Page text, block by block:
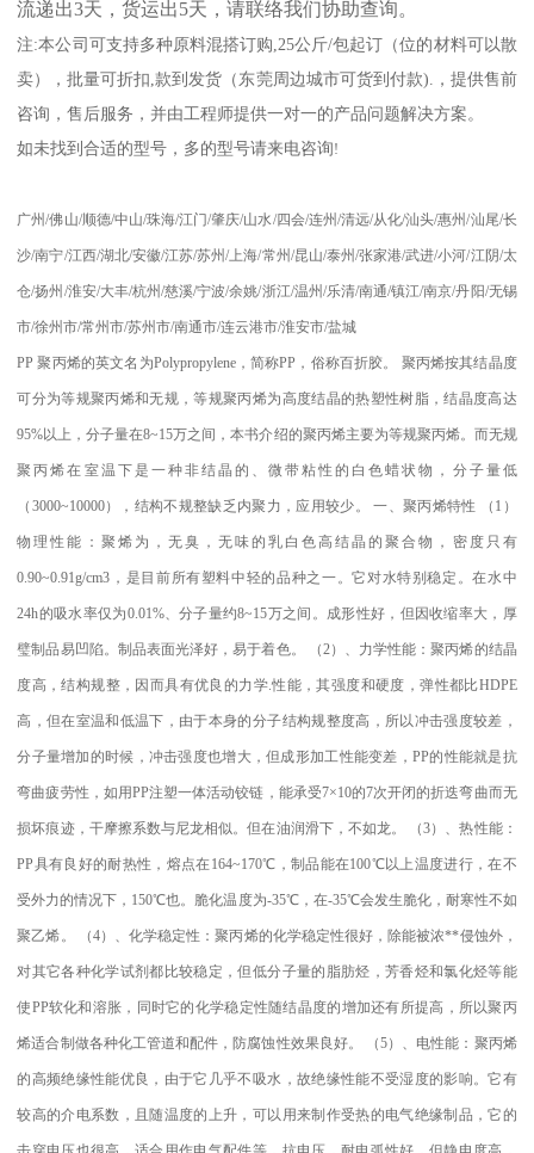
流递出3天，货运出5天，请联络我们协助查询。
注:本公司可支持多种原料混搭订购 ,25公斤/包起订（位的材料可以散
卖），批量可折扣 ,款到发货（东莞周边城市可货到付款).
，提供售前
咨询，售后服务，并由工程师提供一对一的产品问题解决方案。
如未找到合适的型号，多的型号请来电咨询!
广州/佛山/顺德/中山/珠海/江门/肇庆/山水/四会/连州 /清远/从化/汕头/惠州/汕尾/长
沙/南宁/江西/湖北/安徽/江苏/苏州/上海/常州 /昆山/泰州 /张家港/武进/小河/江阴/太
仓/扬州 /淮安/大丰/杭州/慈溪/宁波/余姚/浙江/温州 /乐清/南通/镇江/南京/丹阳/无锡
市/徐州市/常州市/苏州市/南通市/连云港市/淮安市/盐城
PP聚丙烯的英文名为Polypropylene，简称PP ，俗称百折胶。 聚丙烯按其结晶度
可分为等规聚丙烯和无规，等规聚丙烯为高度结晶的热塑性树脂，结晶度高达
95%以上，分子量在8~15万之间，本书介绍的聚丙烯主要为等规聚丙烯。而无规
聚丙烯在室温下是一种非结晶的、微带粘性的白色蜡状物，分子量低
（ 3000~10000），结构不规整缺乏内聚力，应用较少。一、聚丙烯特性 （ 1 ）
物理性能：聚烯为，无臭，无味的乳白色高结晶的聚合物，密度只有
0.90~0.91g/cm3 ，是目前所有塑料中轻的品种之一。它对水特别稳定。在水中
24h的吸水率仅为0.01%、分子量约8~15万之间。成形性好，但因收缩率大，厚
璧制品易凹陷。制品表面光泽好，易于着色。 （2）、力学性能：聚丙烯的结晶
度高，结构规整，因而具有优良的力学.性能，其强度和硬度，弹性都比HDPE
高，但在室温和低温下，由于本身的分子结构规整度高，所以冲击强度较差，
分子量增加的时候，冲击强度也增大，但成形加工性能变差， PP的性能就是抗
弯曲疲劳性，如用PP注塑一体活动铰链，能承受7×10的7次开闭的折迭弯曲而无
损坏痕迹，干摩擦系数与尼龙相似。但在油润滑下，不如龙。 （3）、热性能：
PP具有良好的耐热性，熔点在164~170℃ ，制品能在100℃以上温度进行，在不
受外力的情况下， 150℃也。脆化温度为-35℃，在-35℃会发生脆化，耐寒性不如
聚乙烯。 （4）、化学稳定性：聚丙烯的化学稳定性很好，除能被浓**侵蚀外，
对其它各种化学试剂都比较稳定，但低分子量的脂肪烃，芳香烃和氯化烃等能
使PP软化和溶胀，同时它的化学稳定性随结晶度的增加还有所提高，所以聚丙
烯适合制做各种化工管道和配件，防腐蚀性效果良好。 （5）、电性能：聚丙烯
的高频绝缘性能优良，由于它几乎不吸水，故绝缘性能不受湿度的影响。它有
较高的介电系数，且随温度的上升，可以用来制作受热的电气绝缘制品，它的